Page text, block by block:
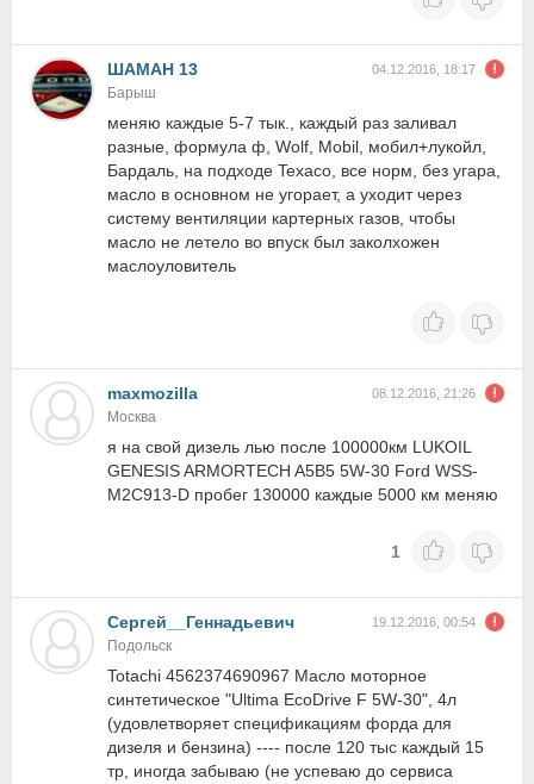
ШАМАН 13 04.12.2016, 18:17
Барыш
меняю каждые 5-7 тык., каждый раз заливал
разные, формула ф, Wolf, Mobil, мобил+лукойл,
Бардаль, на подходе Texaco, все норм, без угара,
масло в основном не угорает, а уходит через
систему вентиляции картерных газов, чтобы
масло не летело во впуск был заколхожен
маслоуловитель
maxmozilla 08.12.2016, 21:26
Москва
я на свой дизель лью после 100000км LUKOIL
GENESIS ARMORTECH A5B5 5W-30 Ford WSS-
M2C913-D пробег 130000 каждые 5000 км меняю
1
Сергей__Геннадьевич 19.12.2016, 00:54
Подольск
Totachi 4562374690967 Масло моторное
синтетическое "Ultima EcoDrive F 5W-30", 4л
(удовлетворяет спецификациям форда для
дизеля и бензина) ---- после 120 тыс каждый 15
тр, иногда забываю (не успеваю до сервиса